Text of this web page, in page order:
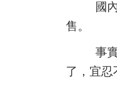
國
售。
事
了，宜忍